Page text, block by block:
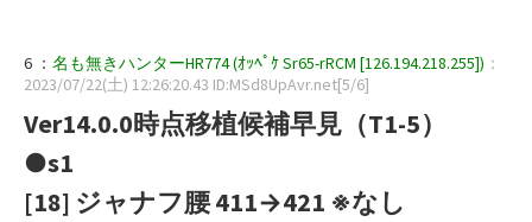
6 ： 名も無きハンターHR774 (ｵｯﾍﾟｹ Sr65-rRCM [126.194.218.255]) ：
2023/07/22(土) 12:26:20.43 ID:MSd8UpAvr.net[5/6]
Ver14.0.0時点移植候補早見（T1-5）
●s1
[18] ジャナフ腰 411→421 ※なし